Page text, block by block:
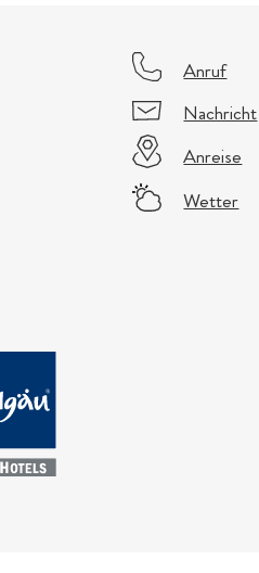
Anruf
Nachricht
Anreise
Wetter